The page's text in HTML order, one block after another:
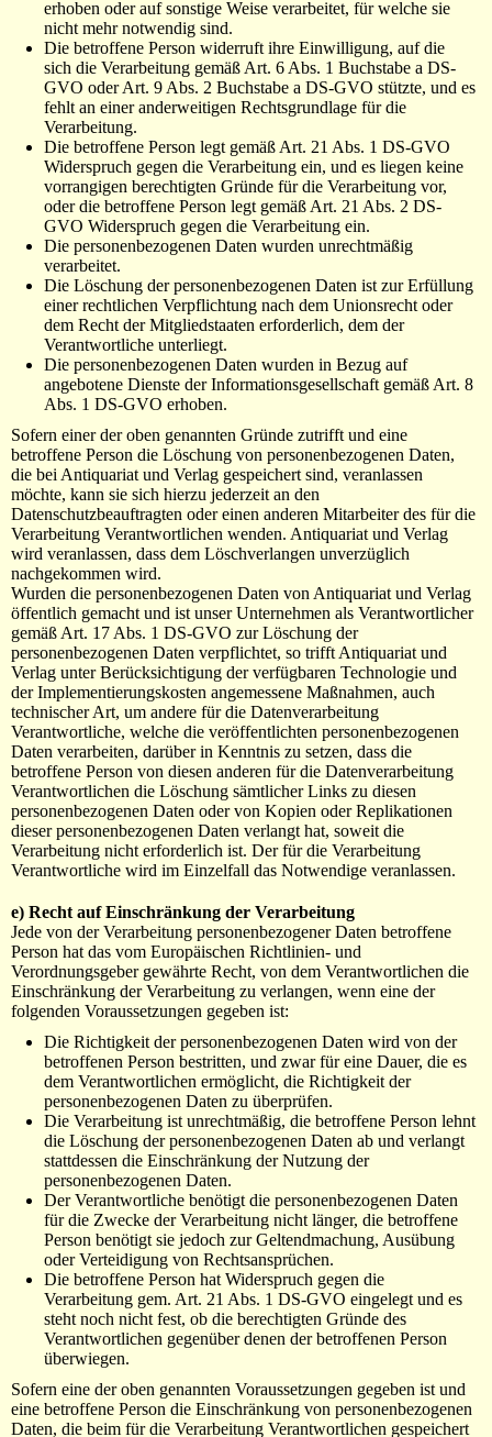
erhoben oder auf sonstige Weise verarbeitet, für welche sie
nicht mehr notwendig sind.
Die betroffene Person widerruft ihre Einwilligung, auf die
sich die Verarbeitung gemäß Art. 6 Abs. 1 Buchstabe a DS-
GVO oder Art. 9 Abs. 2 Buchstabe a DS-GVO stützte, und es
fehlt an einer anderweitigen Rechtsgrundlage für die
Verarbeitung.
Die betroffene Person legt gemäß Art. 21 Abs. 1 DS-GVO
Widerspruch gegen die Verarbeitung ein, und es liegen keine
vorrangigen berechtigten Gründe für die Verarbeitung vor,
oder die betroffene Person legt gemäß Art. 21 Abs. 2 DS-
GVO Widerspruch gegen die Verarbeitung ein.
Die personenbezogenen Daten wurden unrechtmäßig
verarbeitet.
Die Löschung der personenbezogenen Daten ist zur Erfüllung
einer rechtlichen Verpflichtung nach dem Unionsrecht oder
dem Recht der Mitgliedstaaten erforderlich, dem der
Verantwortliche unterliegt.
Die personenbezogenen Daten wurden in Bezug auf
angebotene Dienste der Informationsgesellschaft gemäß Art. 8
Abs. 1 DS-GVO erhoben.
Sofern einer der oben genannten Gründe zutrifft und eine
betroffene Person die Löschung von personenbezogenen Daten,
die bei Antiquariat und Verlag gespeichert sind, veranlassen
möchte, kann sie sich hierzu jederzeit an den
Datenschutzbeauftragten oder einen anderen Mitarbeiter des für die
Verarbeitung Verantwortlichen wenden. Antiquariat und Verlag
wird veranlassen, dass dem Löschverlangen unverzüglich
nachgekommen wird.
Wurden die personenbezogenen Daten von Antiquariat und Verlag
öffentlich gemacht und ist unser Unternehmen als Verantwortlicher
gemäß Art. 17 Abs. 1 DS-GVO zur Löschung der
personenbezogenen Daten verpflichtet, so trifft Antiquariat und
Verlag unter Berücksichtigung der verfügbaren Technologie und
der Implementierungskosten angemessene Maßnahmen, auch
technischer Art, um andere für die Datenverarbeitung
Verantwortliche, welche die veröffentlichten personenbezogenen
Daten verarbeiten, darüber in Kenntnis zu setzen, dass die
betroffene Person von diesen anderen für die Datenverarbeitung
Verantwortlichen die Löschung sämtlicher Links zu diesen
personenbezogenen Daten oder von Kopien oder Replikationen
dieser personenbezogenen Daten verlangt hat, soweit die
Verarbeitung nicht erforderlich ist. Der für die Verarbeitung
Verantwortliche wird im Einzelfall das Notwendige veranlassen.
e) Recht auf Einschränkung der Verarbeitung
Jede von der Verarbeitung personenbezogener Daten betroffene
Person hat das vom Europäischen Richtlinien- und
Verordnungsgeber gewährte Recht, von dem Verantwortlichen die
Einschränkung der Verarbeitung zu verlangen, wenn eine der
folgenden Voraussetzungen gegeben ist:
Die Richtigkeit der personenbezogenen Daten wird von der
betroffenen Person bestritten, und zwar für eine Dauer, die es
dem Verantwortlichen ermöglicht, die Richtigkeit der
personenbezogenen Daten zu überprüfen.
Die Verarbeitung ist unrechtmäßig, die betroffene Person lehnt
die Löschung der personenbezogenen Daten ab und verlangt
stattdessen die Einschränkung der Nutzung der
personenbezogenen Daten.
Der Verantwortliche benötigt die personenbezogenen Daten
für die Zwecke der Verarbeitung nicht länger, die betroffene
Person benötigt sie jedoch zur Geltendmachung, Ausübung
oder Verteidigung von Rechtsansprüchen.
Die betroffene Person hat Widerspruch gegen die
Verarbeitung gem. Art. 21 Abs. 1 DS-GVO eingelegt und es
steht noch nicht fest, ob die berechtigten Gründe des
Verantwortlichen gegenüber denen der betroffenen Person
überwiegen.
Sofern eine der oben genannten Voraussetzungen gegeben ist und
eine betroffene Person die Einschränkung von personenbezogenen
Daten, die beim für die Verarbeitung Verantwortlichen gespeichert